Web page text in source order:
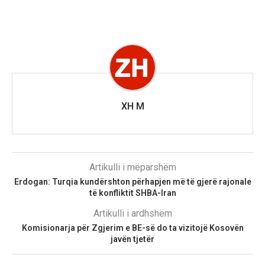
XH M
Artikulli i mëparshëm
Erdogan: Turqia kundërshton përhapjen më të gjerë rajonale
të konfliktit SHBA-Iran
Artikulli i ardhshëm
Komisionarja për Zgjerim e BE-së do ta vizitojë Kosovën
javën tjetër